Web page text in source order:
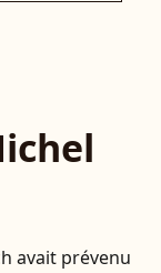
avait prévenu